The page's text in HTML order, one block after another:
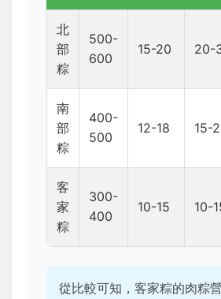
北
部
粽
500-
600
15-20 20-
南
部
粽
400-
500
12-18 15-
客
家
粽
300-
400
10-15 10-
從比較可知，客家粽的肉粽